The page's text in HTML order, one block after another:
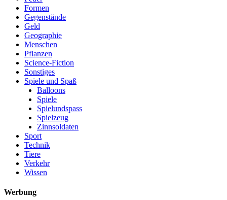
Formen
Gegenstände
Geld
Geographie
Menschen
Pflanzen
Science-Fiction
Sonstiges
Spiele und Spaß
Balloons
Spiele
Spielundspass
Spielzeug
Zinnsoldaten
Sport
Technik
Tiere
Verkehr
Wissen
Werbung